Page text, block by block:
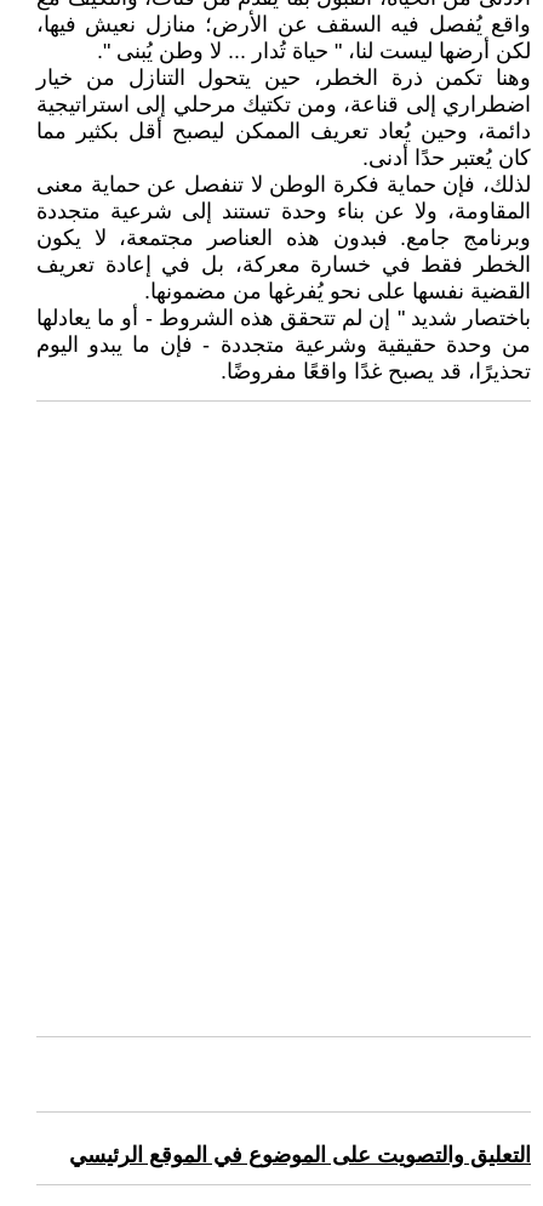
واقع يُفصل فيه السقف عن الأرض؛ منازل نعيش فيها،
لكن أرضها ليست لنا، " حياة تُدار ... لا وطن يُبنى ".
وهنا تكمن ذرة الخطر، حين يتحول التنازل من خيار
اضطراري إلى قناعة، ومن تكتيك مرحلي إلى استراتيجية
دائمة، وحين يُعاد تعريف الممكن ليصبح أقل بكثير مما
كان يُعتبر حدًا أدنى.
لذلك، فإن حماية فكرة الوطن لا تنفصل عن حماية معنى
المقاومة، ولا عن بناء وحدة تستند إلى شرعية متجددة
وبرنامج جامع. فبدون هذه العناصر مجتمعة، لا يكون
الخطر فقط في خسارة معركة، بل في إعادة تعريف
القضية نفسها على نحو يُفرغها من مضمونها.
باختصار شديد " إن لم تتحقق هذه الشروط - أو ما يعادلها
من وحدة حقيقية وشرعية متجددة - فإن ما يبدو اليوم
تحذيرًا، قد يصبح غدًا واقعًا مفروضًا.
التعليق والتصويت على الموضوع في الموقع الرئيسي